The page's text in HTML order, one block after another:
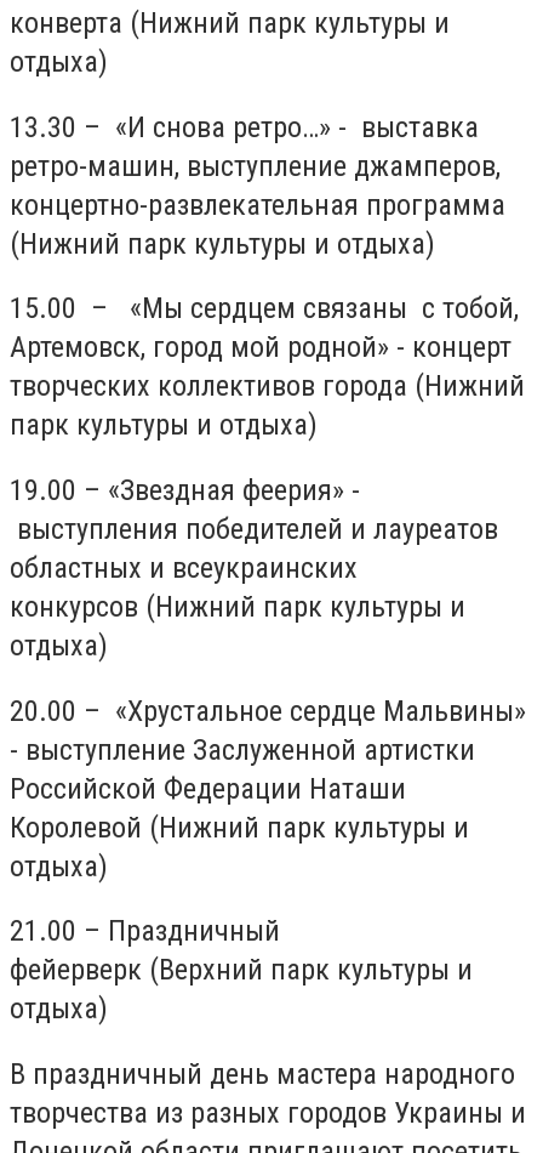
конверта (Нижний парк культуры и
отдыха)
13.30 – «И снова ретро…» - выставка
ретро-машин, выступление джамперов,
концертно-развлекательная программа
(Нижний парк культуры и отдыха)
15.00 – «Мы сердцем связаны с тобой,
Артемовск, город мой родной» - концерт
творческих коллективов города (Нижний
парк культуры и отдыха)
19.00 – «Звездная феерия» -
выступления победителей и лауреатов
областных и всеукраинских
конкурсов (Нижний парк культуры и
отдыха)
20.00 – «Хрустальное сердце Мальвины»
- выступление Заслуженной артистки
Российской Федерации Наташи
Королевой (Нижний парк культуры и
отдыха)
21.00 – Праздничный
фейерверк (Верхний парк культуры и
отдыха)
В праздничный день мастера народного
творчества из разных городов Украины и